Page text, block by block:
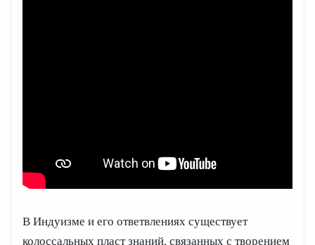
В Индуизме и его ответвлениях существует
колоссальных пласт знаний, связанных с творением